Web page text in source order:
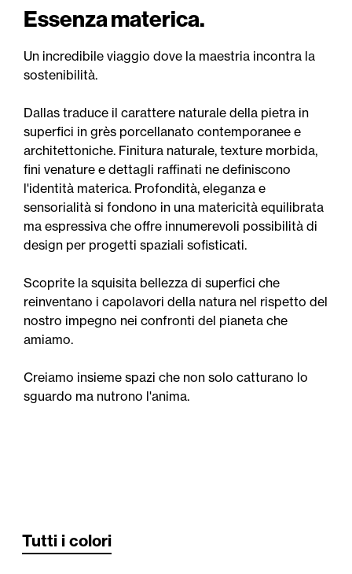
Essenza materica.
Un incredibile viaggio dove la maestria incontra la
sostenibilità.
Dallas traduce il carattere naturale della pietra in
superfici in grès porcellanato contemporanee e
architettoniche. Finitura naturale, texture morbida,
fini venature e dettagli raffinati ne definiscono
l'identità materica. Profondità, eleganza e
sensorialità si fondono in una matericità equilibrata
ma espressiva che offre innumerevoli possibilità di
design per progetti spaziali sofisticati.
Scoprite la squisita bellezza di superfici che
reinventano i capolavori della natura nel rispetto del
nostro impegno nei confronti del pianeta che
amiamo.
Creiamo insieme spazi che non solo catturano lo
sguardo ma nutrono l'anima.
Tutti i colori